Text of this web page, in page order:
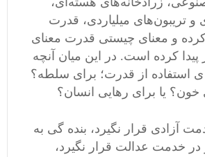
و تریبون‌های میلیاردی، قدرت
کرده و معنای چیستی قدرت معنای
پیدا کرده است. در این میان آنچه
استفاده از قدرت؛ برای سلطه؟
یا برای رهایی انسان؟
آزادی قرار نگیرد، بنده گی به
در خدمت عدالت قرار نگیرد،